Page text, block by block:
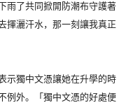
雨了共同掀開防潮布守護著
揮灑汗水， 那一刻讓我真正
示獨中文憑讓她在升學的時
例外。「獨中文憑的好處便